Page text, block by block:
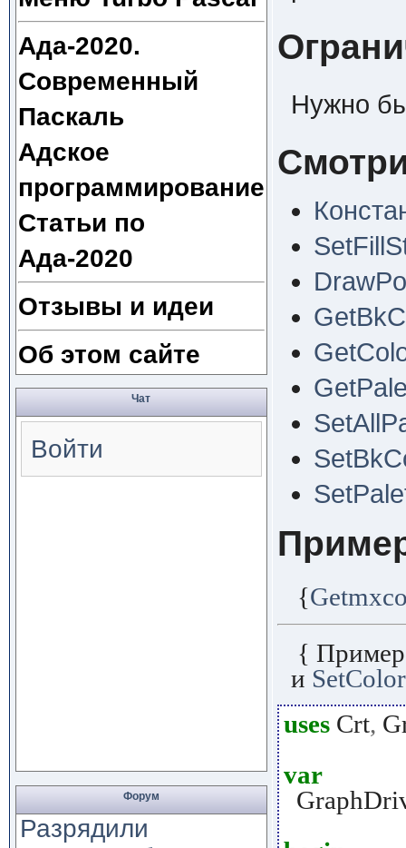
Ада-2020.
Современный
Паскаль
Адское
программирование
Статьи по
Ада-2020
Отзывы и идеи
Об этом сайте
Чат
Войти
Форум
Разрядили
Нужно
{
{
и SetColor
usesCrt,
var